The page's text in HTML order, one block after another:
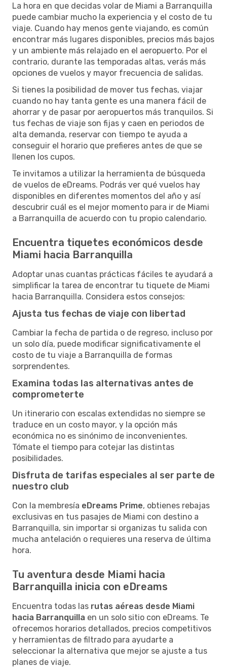
La hora en que decidas volar de Miami a Barranquilla
puede cambiar mucho la experiencia y el costo de tu
viaje. Cuando hay menos gente viajando, es común
encontrar más lugares disponibles, precios más bajos
y un ambiente más relajado en el aeropuerto. Por el
contrario, durante las temporadas altas, verás más
opciones de vuelos y mayor frecuencia de salidas.
Si tienes la posibilidad de mover tus fechas, viajar
cuando no hay tanta gente es una manera fácil de
ahorrar y de pasar por aeropuertos más tranquilos. Si
tus fechas de viaje son fijas y caen en periodos de
alta demanda, reservar con tiempo te ayuda a
conseguir el horario que prefieres antes de que se
llenen los cupos.
Te invitamos a utilizar la herramienta de búsqueda
de vuelos de eDreams. Podrás ver qué vuelos hay
disponibles en diferentes momentos del año y así
descubrir cuál es el mejor momento para ir de Miami
a Barranquilla de acuerdo con tu propio calendario.
Encuentra tiquetes económicos desde
Miami hacia Barranquilla
Adoptar unas cuantas prácticas fáciles te ayudará a
simplificar la tarea de encontrar tu tiquete de Miami
hacia Barranquilla. Considera estos consejos:
Ajusta tus fechas de viaje con libertad
Cambiar la fecha de partida o de regreso, incluso por
un solo día, puede modificar significativamente el
costo de tu viaje a Barranquilla de formas
sorprendentes.
Examina todas las alternativas antes de
comprometerte
Un itinerario con escalas extendidas no siempre se
traduce en un costo mayor, y la opción más
económica no es sinónimo de inconvenientes.
Tómate el tiempo para cotejar las distintas
posibilidades.
Disfruta de tarifas especiales al ser parte de
nuestro club
Con la membresía eDreams Prime, obtienes rebajas
exclusivas en tus pasajes de Miami con destino a
Barranquilla, sin importar si organizas tu salida con
mucha antelación o requieres una reserva de última
hora.
Tu aventura desde Miami hacia
Barranquilla inicia con eDreams
Encuentra todas las rutas aéreas desde Miami
hacia Barranquilla en un solo sitio con eDreams. Te
ofrecemos horarios detallados, precios competitivos
y herramientas de filtrado para ayudarte a
seleccionar la alternativa que mejor se ajuste a tus
planes de viaje.